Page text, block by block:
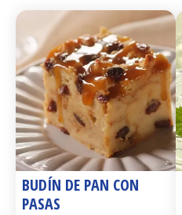
BUDÍN DE PAN CON
PASAS